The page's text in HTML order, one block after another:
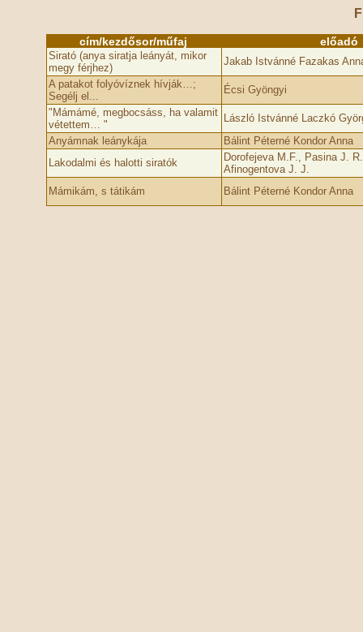
cím/kezdősor/műfaj előadó
Sirató (anya siratja leányát, mikor
megy férjhez)
Jakab Istvánné Fazakas
A patakot folyóvíznek hívják…;
Segélj el...
Écsi Gyöngyi
"Mámámé, megbocsáss, ha valamit
vétettem… "
László Istvánné Laczkó
Anyámnak leánykája
Bálint Péterné Kondor Anna
Lakodalmi és halotti siratók
Dorofejeva M.F., Pasina J.
Afinogentova J. J.
Mámikám, s tátikám
Bálint Péterné Kondor Anna